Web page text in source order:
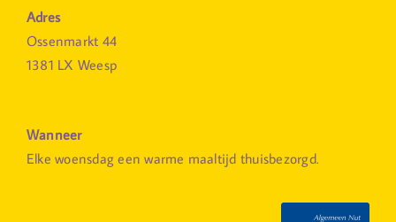
Adres
Ossenmarkt 44
1381 LX Weesp
Wanneer
Elke woensdag een warme maaltijd thuisbezorgd.